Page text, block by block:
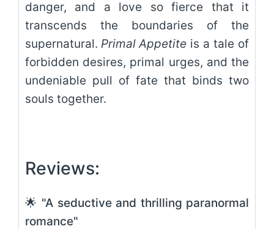
danger, and a love so fierce that it
transcends the boundaries of the
supernatural. Primal Appetite is a tale of
forbidden desires, primal urges, and the
undeniable pull of fate that binds two
souls together.
Reviews:
🌟 "A seductive and thrilling paranormal
romance"